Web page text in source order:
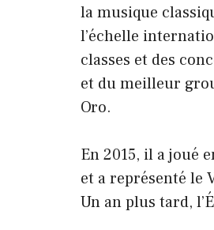
la musique
l’échelle
classes et des
et du meilleur
Oro.
En 2015, il a joué
et a représenté le
Un an plus tard,